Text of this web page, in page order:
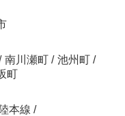
南川瀬町 / 池州町 /
町
本線 /